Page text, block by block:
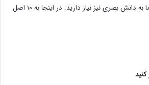
برای گرفتن عکسی زیبا، شما به دانش بصری نیز نیاز دارید. در اینجا به ۱۰ اصل